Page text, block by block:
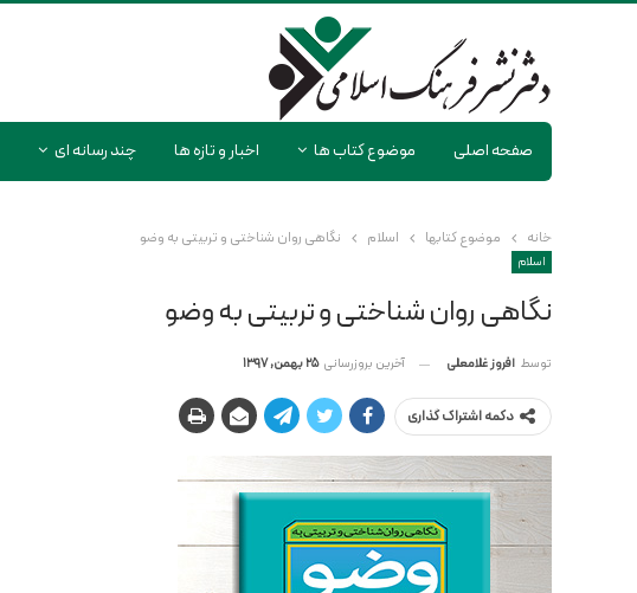
صفحه اصلی موضوع کتاب ها اخبار و تازه ها چند رسانه ای
خانه موضوع کتابها اسلام نگاهی روان شناختی و تربیتی به وضو
اسلام
نگاهی روان شناختی و تربیتی به وضو
توسط افروز غلامعلی آخرین بروزرسانی 25 بهمن, 1397
دکمه اشتراک گذاری